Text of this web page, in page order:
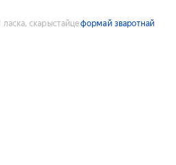
ласка, скарыстайцеформай зваротнай